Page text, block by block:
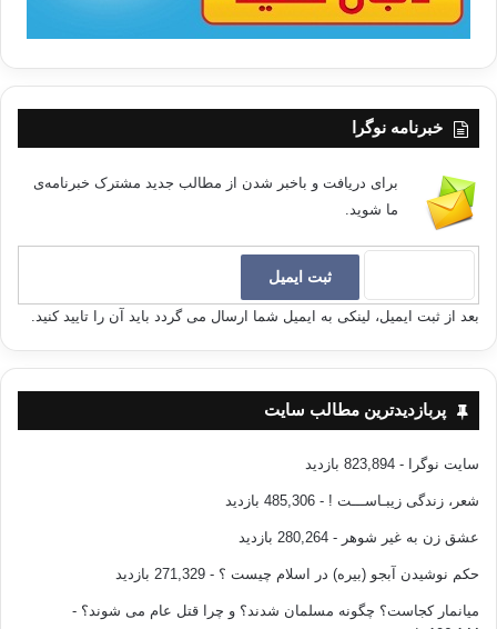
خبرنامه نوگرا
برای دریافت و باخبر شدن از مطالب جدید مشترک خبرنامه‌ی
ما شوید.
بعد از ثبت ایمیل، لینکی به ایمیل شما ارسال می گردد باید آن را تایید کنید.
پربازدیدترین مطالب سایت
سایت نوگرا - 823,894 بازدید
شعر، زندگی زیبـاســـت ! - 485,306 بازدید
عشق زن به غیر شوهر - 280,264 بازدید
حکم نوشیدن آبجو (بیره) در اسلام چیست ؟ - 271,329 بازدید
میانمار کجاست؟ چگونه مسلمان شدند؟ و چرا قتل عام می شوند؟ -